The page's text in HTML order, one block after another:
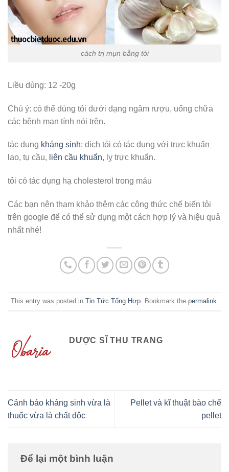
cách trị mụn bằng tỏi
Liều dùng: 12 -20g
Chú ý: có thể dùng tỏi dưới dạng ngâm rượu, uống chữa
các bệnh mạn tính nói trên.
tác dụng kháng sinh: dịch tỏi có tác dụng với trực khuẩn
lao, tụ cầu, liên cầu khuẩn, lỵ trực khuẩn.
tỏi có tác dụng hạ cholesterol trong máu
Các bạn nên tham khảo thêm các công thức chế biến tỏi
trên google để có thể sử dụng một cách hợp lý và hiệu quả
nhất nhé!
This entry was posted in Tin Tức Tổng Hợp. Bookmark the permalink.
DƯỢC SĨ THU TRANG
Cảnh báo kháng sinh vừa là
thuốc vừa là chất độc
Pellet và kĩ thuật bào chế
pellet
Để lại một bình luận